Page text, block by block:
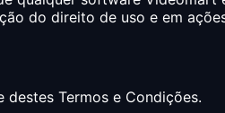
do direito de uso e em
Termos e Condições.